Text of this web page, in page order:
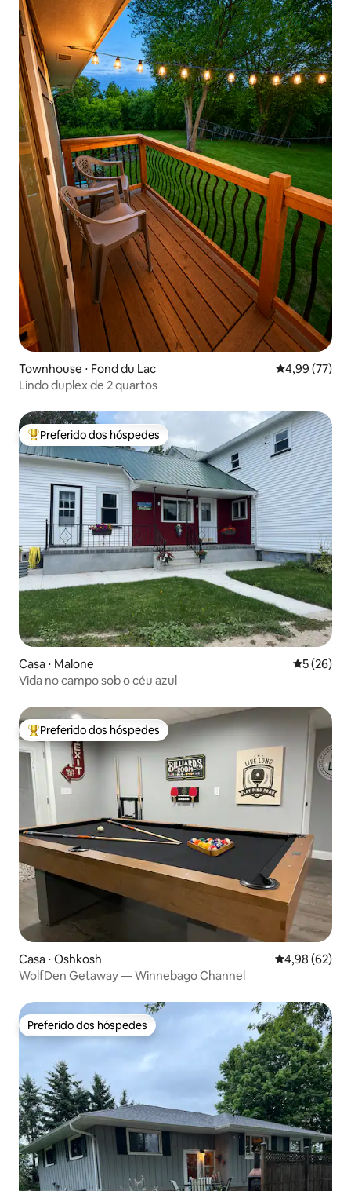
Townhouse ⋅ Fond du Lac 4,99 de uma
4,99 (77)
Lindo duplex de 2 quartos
Entre os melhores preferidos dos hóspedes
Preferido dos hóspedes
Casa ⋅ Malone 5 de uma
5 (26)
Vida no campo sob o céu azul
Entre os melhores preferidos dos hóspedes
Preferido dos hóspedes
Casa ⋅ Oshkosh 4,98 de uma
4,98 (62)
WolfDen Getaway — Winnebago Channel
Preferido dos hóspedes
Preferido dos hóspedes